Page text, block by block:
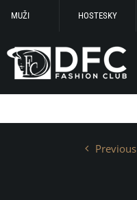
MUŽI HOSTESKY
Previous